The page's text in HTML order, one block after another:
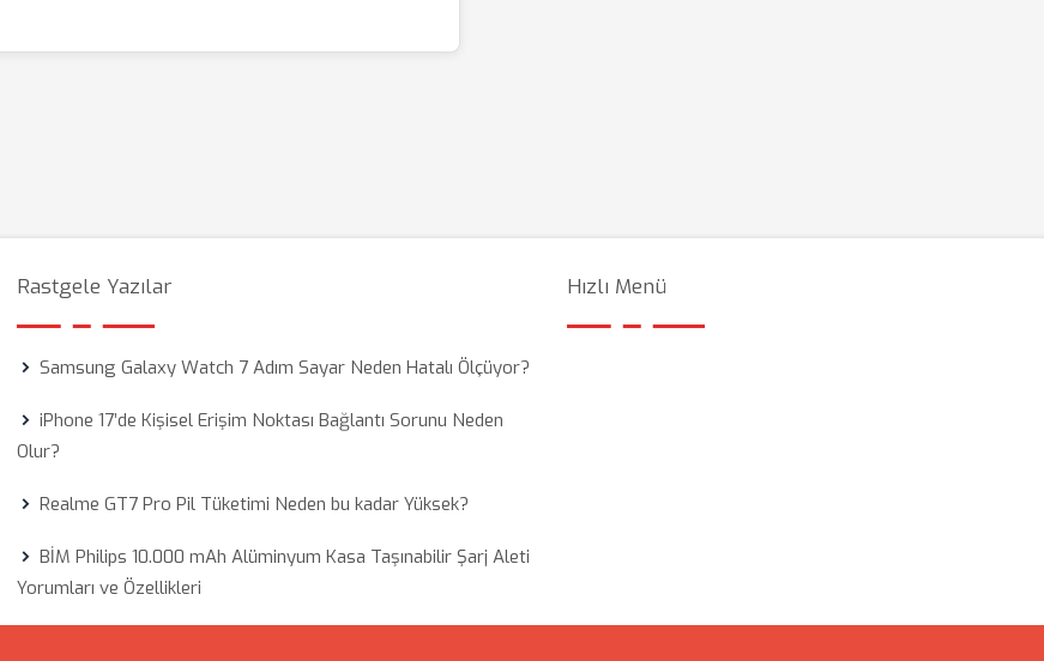
Rastgele Yazılar
Samsung Galaxy Watch 7 Adım Sayar Neden Hatalı Ölçüyor?
iPhone 17’de Kişisel Erişim Noktası Bağlantı Sorunu Neden
Olur?
Realme GT7 Pro Pil Tüketimi Neden bu kadar Yüksek?
BİM Philips 10.000 mAh Alüminyum Kasa Taşınabilir Şarj Aleti
Yorumları ve Özellikleri
Hızlı Menü